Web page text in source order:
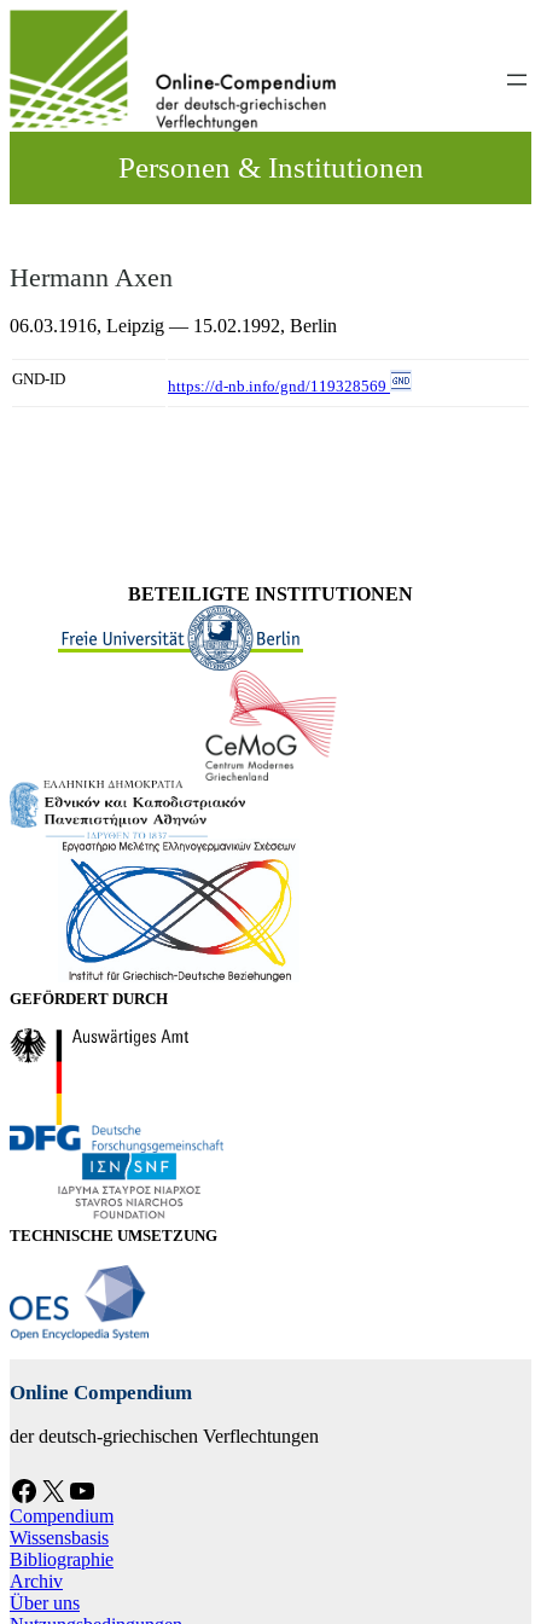
wechseln
Personen & Institutionen
Hermann Axen
06.03.1916, Leipzig — 15.02.1992, Berlin
GND-ID https://d-nb.info/gnd/119328569
BETEILIGTE INSTITUTIONEN
GEFÖRDERT DURCH
TECHNISCHE UMSETZUNG
Online Compendium
der deutsch-griechischen Verflechtungen
Facebook X YouTube
Compendium
Wissensbasis
Bibliographie
Archiv
Über uns